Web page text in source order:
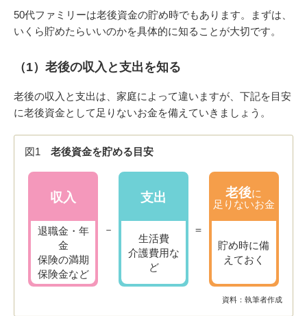
50代ファミリーは老後資金の貯め時でもあります。まずは、
いくら貯めたらいいのかを具体的に知ることが大切です。
（1）老後の収入と支出を知る
老後の収入と支出は、家庭によって違いますが、下記を目安
に老後資金として足りないお金を備えていきましょう。
図1 老後資金を貯める目安
収入
退職金・年
金
保険の満期
保険金など
－
支出
生活費
介護費用な
ど
＝
老後に
足りないお金
貯め時に備
えておく
資料：執筆者作成